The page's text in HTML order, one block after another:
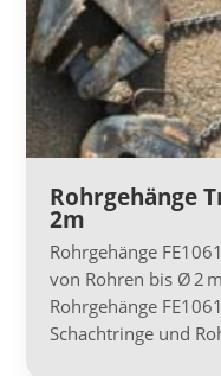
Rohrgehänge
2m
Rohrgehänge
von Rohren bis Ø 2
Rohrgehänge
Schachtringe und